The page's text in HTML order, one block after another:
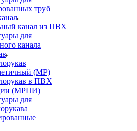
труб
канал из ПВХ
для
канала
(МР)
в ПВХ
(МРПИ)
для